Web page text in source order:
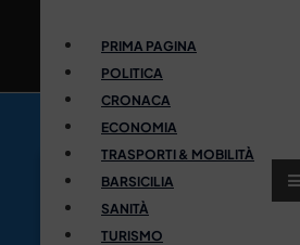
PRIMA PAGINA
POLITICA
CRONACA
ECONOMIA
TRASPORTI & MOBILITÀ
BARSICILIA
SANITÀ
TURISMO